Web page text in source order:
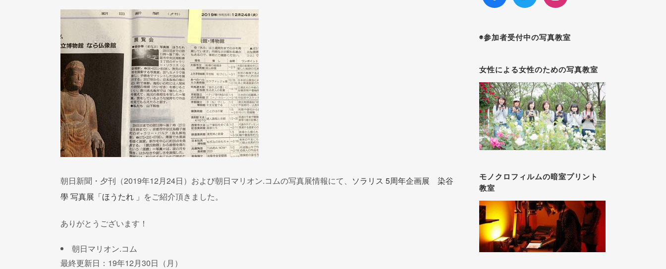
朝日新聞・夕刊（2019年12月24日）および朝日マリオン.コムの写真展情報にて、 ソラリス 5周年企画展 染谷
學 写真展「ほうたれ 」 をご紹介頂きました。
ありがとうございます！
朝日マリオン.コム
最終更新日：19年12月30日（月）
◉参加者受付中の写真教室
女性による女性のための写真教室
モノクロフィルムの暗室プリント
教室